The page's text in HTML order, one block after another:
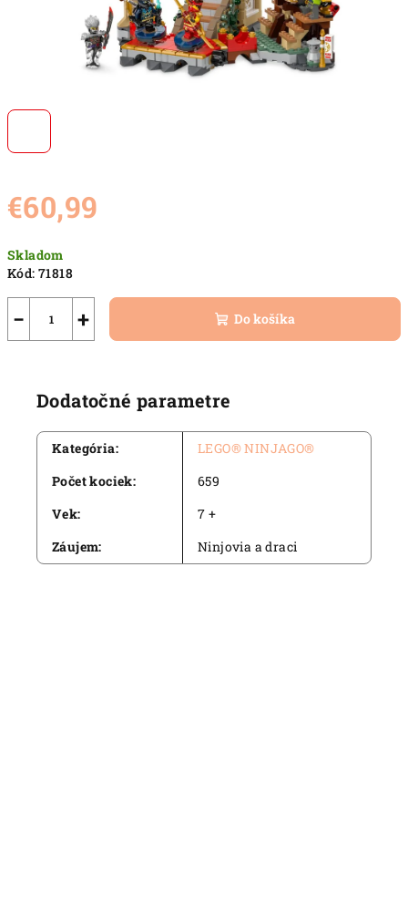
€60,99
cena:
Skladom
Kód: 71818
+
− Do košíka
Dodatočné parametre
Kategória:
LEGO® NINJAGO®
Počet kociek:
659
Vek:
7 +
Záujem: Ninjovia a draci